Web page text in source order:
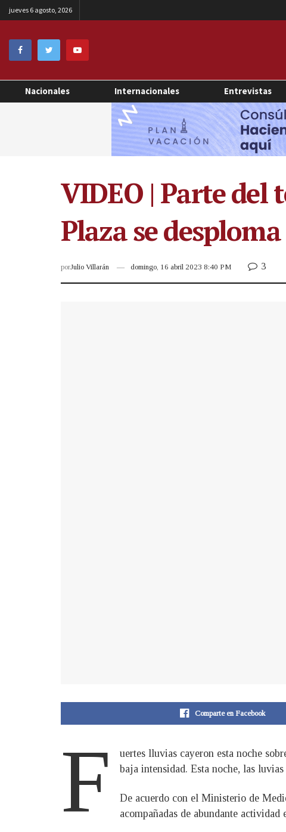
jueves 6 agosto, 2026
Nacionales Internacionales Entrevistas
VIDEO | Parte
Plaza se
porJulio Villarán domingo, 16 abril 2023 8:40 PM 3
Comparte en Facebook
F
uertes lluvias cayeron esta noche
baja intensidad. Esta noche, las
De acuerdo con el Ministerio de
acompañadas de abundante